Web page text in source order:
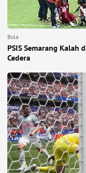
Bola
PSIS Semarang Kalah
Cedera